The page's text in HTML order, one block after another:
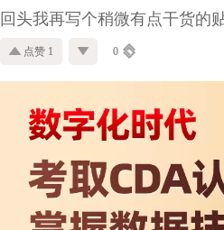
回头我再写个稍微有点干货的
点赞 1 0